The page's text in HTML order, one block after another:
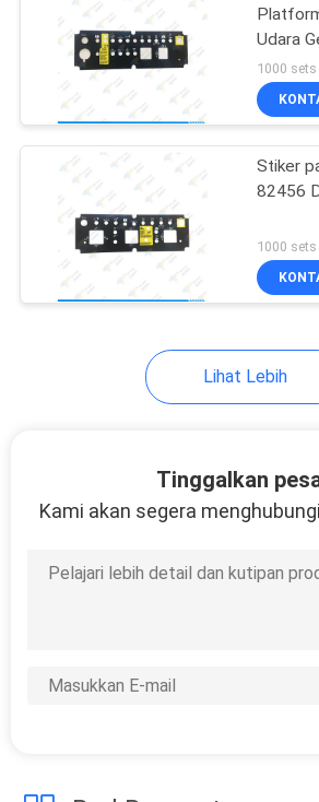
Angkat
Baterai
Kontaktor
Sesaat
Udara
1000
Stiker
82456
1000
Lihat Lebih
Tinggalkan
Kami akan segera